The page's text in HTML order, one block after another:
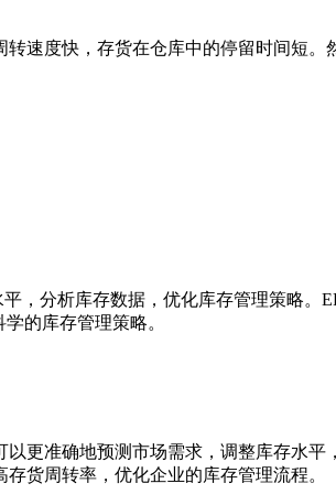
速度快，存货在仓库中的停留时间短。
分析库存数据，优化库存管理策略。
的库存管理策略。
准确地预测市场需求，调整库存水平
货周转率，优化企业的库存管理流程。